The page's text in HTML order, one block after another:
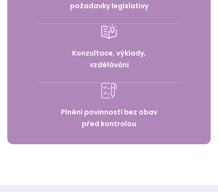
požadavky legislativy
Konzultace, výklady,
vzdělávání
Plnění povinností bez obav
před kontrolou